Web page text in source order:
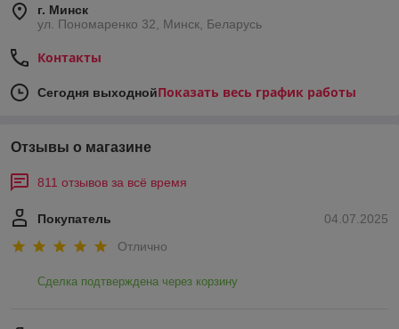
г. Минск
ул. Пономаренко 32, Минск, Беларусь
Контакты
Сегодня выходнойПоказать весь график работы
Отзывы о магазине
811 отзывов за всё время
04.07.2025
Покупатель
Отлично
Сделка подтверждена через корзину